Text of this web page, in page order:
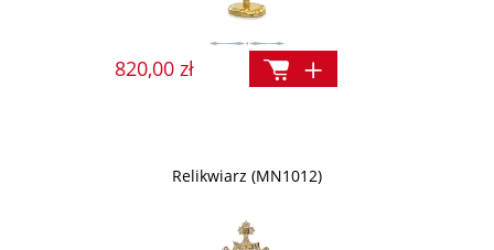
820,00 zł
Relikwiarz (MN1012)